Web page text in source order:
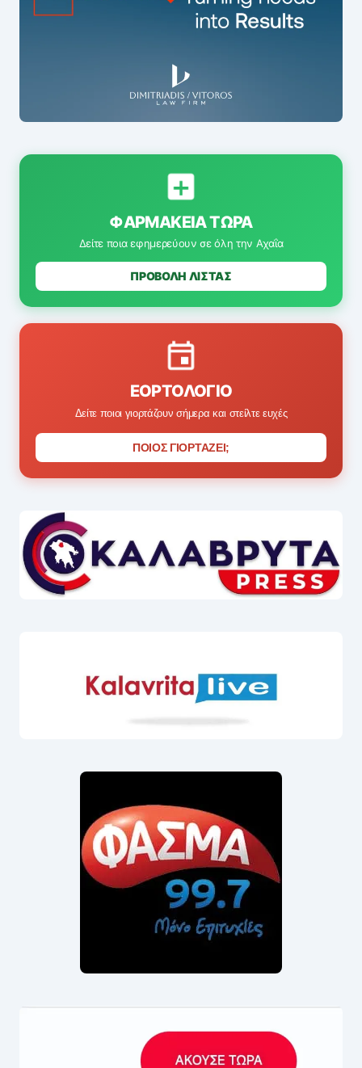
ΦΑΡΜΑΚΕΊΑ ΤΏΡΑ
Δείτε ποια εφημερεύουν σε όλη την Αχαΐα
ΠΡΟΒΟΛΗ ΛΙΣΤΑΣ
ΕΟΡΤΟΛΌΓΙΟ
Δείτε ποιοι γιορτάζουν σήμερα και στείλτε ευχές
ΠΟΙΟΣ ΓΙΟΡΤΑΖΕΙ;